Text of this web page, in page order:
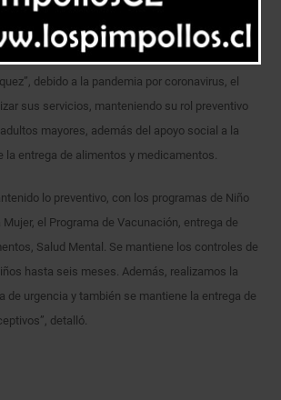
de SaludQuillota.
Lago, director del centro de salud
debido a la pandemia por coronavirus, el
sus servicios, manteniendo su rol preventivo
mayores, además del apoyo social a la
la entrega de alimentos y medicamentos.
lo preventivo, con los programas de Niño
Mujer, el Programa de Vacunación, entrega de
Salud Mental. Se mantiene los controles de
hasta seis meses. Además, realizamos la
de urgencia y también se mantiene la entrega de
detalló.